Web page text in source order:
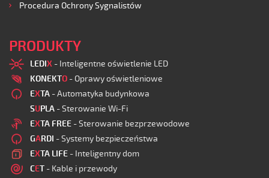
Procedura Ochrony Sygnalistów
PRODUKTY
LEDIX - Inteligentne oświetlenie LED
KONEKTO - Oprawy oświetleniowe
EXTA - Automatyka budynkowa
SUPLA - Sterowanie Wi-Fi
EXTA FREE - Sterowanie bezprzewodowe
GARDI - Systemy bezpieczeństwa
EXTA LIFE - Inteligentny dom
CET - Kable i przewody